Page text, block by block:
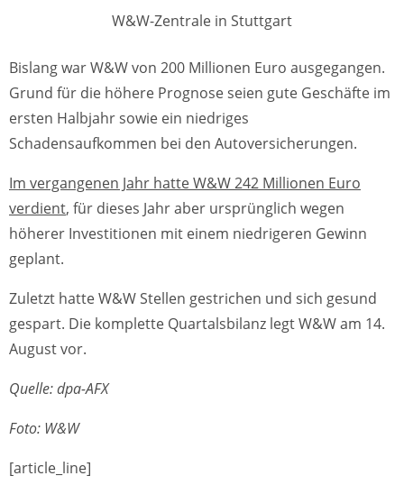
W&W-Zentrale in Stuttgart
Bislang war W&W von 200 Millionen Euro ausgegangen.
Grund für die höhere Prognose seien gute Geschäfte im
ersten Halbjahr sowie ein niedriges
Schadensaufkommen bei den Autoversicherungen.
Im vergangenen Jahr hatte W&W 242 Millionen Euro
verdient, für dieses Jahr aber ursprünglich wegen
höherer Investitionen mit einem niedrigeren Gewinn
geplant.
Zuletzt hatte W&W Stellen gestrichen und sich gesund
gespart. Die komplette Quartalsbilanz legt W&W am 14.
August vor.
Quelle: dpa-AFX
Foto: W&W
[article_line]